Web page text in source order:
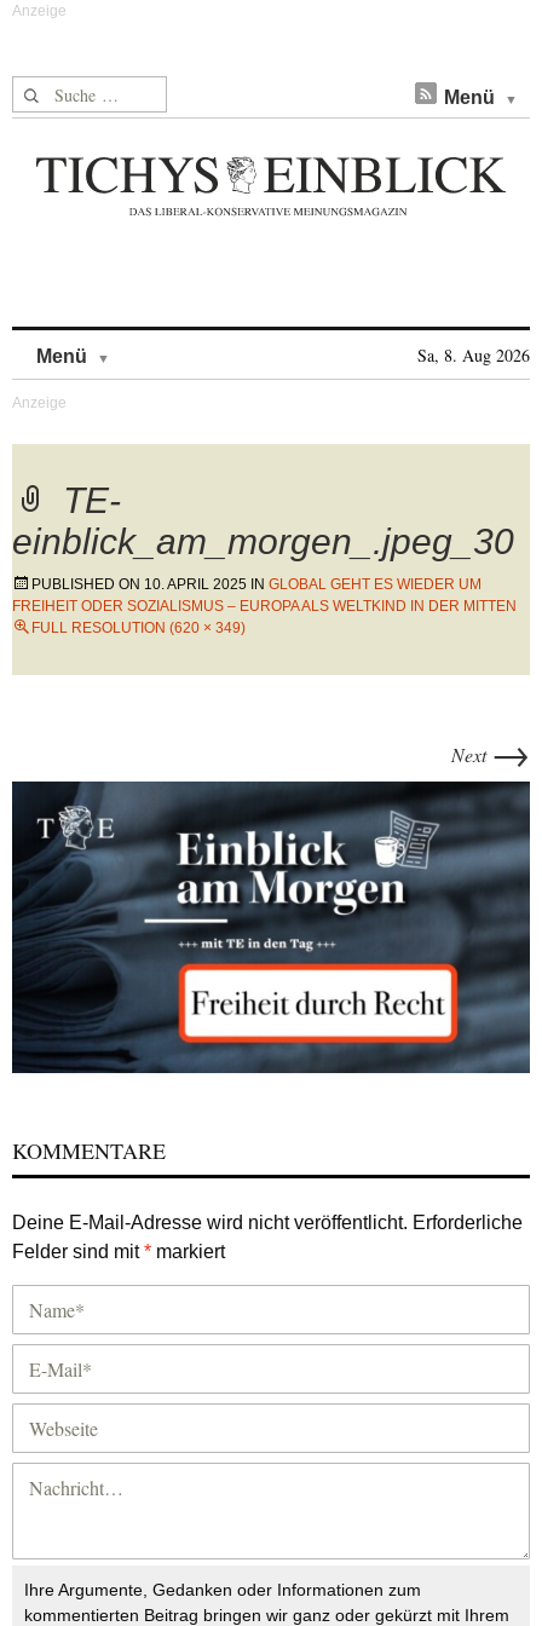
Suche nach: Menü
Menü Sa, 8. Aug 2026
TE-
einblick_am_morgen_.jpeg_30
PUBLISHED ON 10. APRIL 2025 IN GLOBAL GEHT ES WIEDER UM
FREIHEIT ODER SOZIALISMUS – EUROPA ALS WELTKIND IN DER MITTEN
FULL RESOLUTION (620 × 349)
Next →
KOMMENTARE
Deine E-Mail-Adresse wird nicht veröffentlicht. Erforderliche
Felder sind mit* markiert
Ihre Argumente, Gedanken oder Informationen zum
kommentierten Beitrag bringen wir ganz oder gekürzt mit Ihrem